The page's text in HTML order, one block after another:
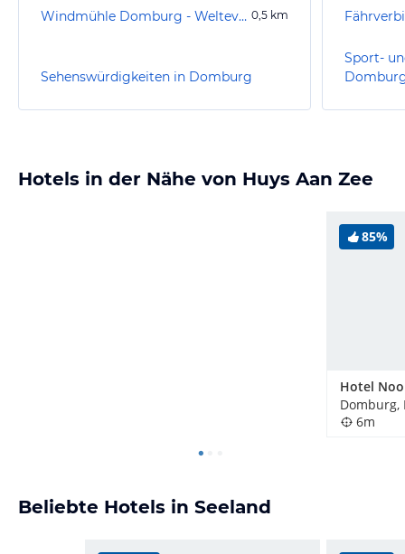
Windmühle Domburg - Weltevreden 0,5 km
Sehenswürdigkeiten in Domburg
Sport-
Hotels in der Nähe von Huys Aan Zee
85%
Hotel
6m
Beliebte Hotels in Seeland